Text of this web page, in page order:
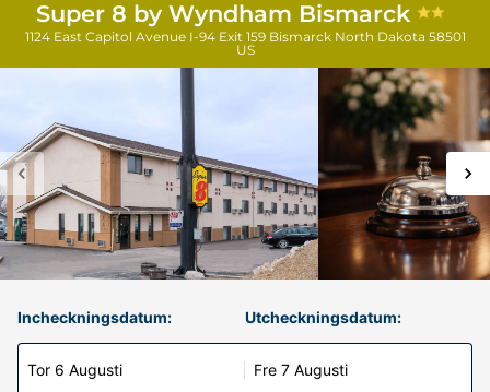
Super 8 by Wyndham Bismarck
1124 East Capitol Avenue I-94 Exit 159 Bismarck North Dakota 58501
US
Incheckningsdatum:
Tor 6 Augusti
Utcheckningsdatum:
Fre 7 Augusti